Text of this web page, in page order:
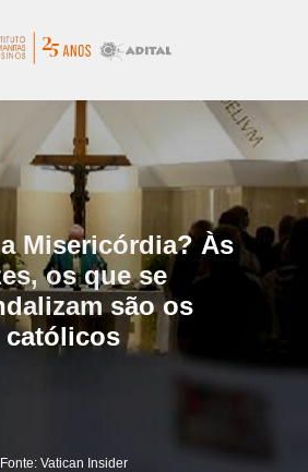
Misericórdia? Às
os que se
são os
católicos
Fonte: Vatican Insider